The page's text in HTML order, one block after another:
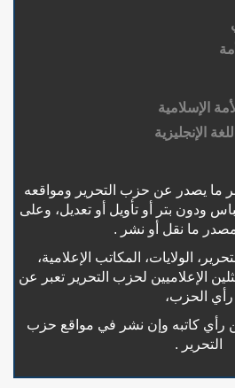
الإسلامية
الإنجليزية
ما يصدر عن حزب التحرير ومواقعه
ودون بتر أو تأويل أو تعديل، وعلى
ما نقل أو نشر .
الولايات، المكاتب الإعلامية،
الإعلاميين لحزب التحرير تعبر عن
رأي الحزب،
رأي كاتبه وإن نشر في مواقع حزب
التحرير .